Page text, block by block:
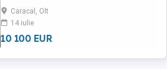
Mașina este întreținută și se prezintă foarte
bine atât estetic, cât și tehnic. Se conduce
impecabil, fără bătăi sau alte probleme. ...
Caracal, Olt
14 iulie
10 100 EUR